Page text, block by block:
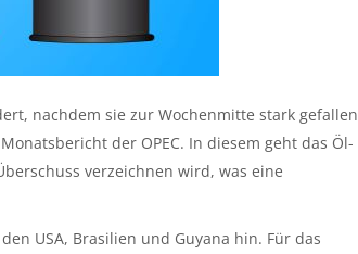
nachdem sie zur Wochenmitte stark gefallen
der OPEC. In diesem geht das Öl-
verzeichnen wird, was eine
USA, Brasilien und Guyana hin. Für das